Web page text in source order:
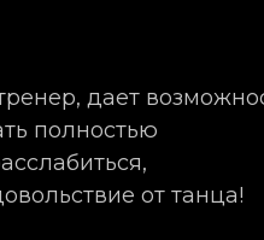
дает
полностью
от танца!